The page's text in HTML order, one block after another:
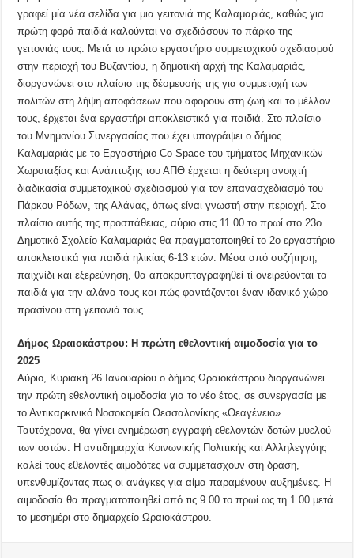
γραφεί μία νέα σελίδα για μια γειτονιά της Καλαμαριάς, καθώς για
πρώτη φορά παιδιά καλούνται να σχεδιάσουν το πάρκο της
γειτονιάς τους. Μετά το πρώτο εργαστήριο συμμετοχικού σχεδιασμού
στην περιοχή του Βυζαντίου, η δημοτική αρχή της Καλαμαριάς,
διοργανώνει στο πλαίσιο της δέσμευσής της για συμμετοχή των
πολιτών στη λήψη αποφάσεων που αφορούν στη ζωή και το μέλλον
τους, έρχεται ένα εργαστήρι αποκλειστικά για παιδιά. Στο πλαίσιο
του Μνημονίου Συνεργασίας που έχει υπογράψει ο δήμος
Καλαμαριάς με το Εργαστήριο Co-Space του τμήματος Μηχανικών
Χωροταξίας και Ανάπτυξης του ΑΠΘ έρχεται η δεύτερη ανοιχτή
διαδικασία συμμετοχικού σχεδιασμού για τον επανασχεδιασμό του
Πάρκου Ρόδων, της Αλάνας, όπως είναι γνωστή στην περιοχή. Στο
πλαίσιο αυτής της προσπάθειας, αύριο στις 11.00 το πρωί στο 23ο
Δημοτικό Σχολείο Καλαμαριάς θα πραγματοποιηθεί το 2ο εργαστήριο
αποκλειστικά για παιδιά ηλικίας 6-13 ετών. Μέσα από συζήτηση,
παιχνίδι και εξερεύνηση, θα αποκρυπτογραφηθεί τί ονειρεύονται τα
παιδιά για την αλάνα τους και πώς φαντάζονται έναν ιδανικό χώρο
πρασίνου στη γειτονιά τους.
Δήμος Ωραιοκάστρου: Η πρώτη εθελοντική αιμοδοσία για το
2025
Αύριο, Κυριακή 26 Ιανουαρίου ο δήμος Ωραιοκάστρου διοργανώνει
την πρώτη εθελοντική αιμοδοσία για το νέο έτος, σε συνεργασία με
το Αντικαρκινικό Νοσοκομείο Θεσσαλονίκης «Θεαγένειο».
Ταυτόχρονα, θα γίνει ενημέρωση-εγγραφή εθελοντών δοτών μυελού
των οστών. Η αντιδημαρχία Κοινωνικής Πολιτικής και Αλληλεγγύης
καλεί τους εθελοντές αιμοδότες να συμμετάσχουν στη δράση,
υπενθυμίζοντας πως οι ανάγκες για αίμα παραμένουν αυξημένες. Η
αιμοδοσία θα πραγματοποιηθεί από τις 9.00 το πρωί ως τη 1.00 μετά
το μεσημέρι στο δημαρχείο Ωραιοκάστρου.